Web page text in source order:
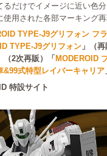
るだけでイメージに近い色
使用された各部マーキング
TYPE-J9グリフォン フ
TYPE-J9グリフォン 」（再
（2次再販）「 MODEROID
&99式特型レイバーキャリア
特設サイト